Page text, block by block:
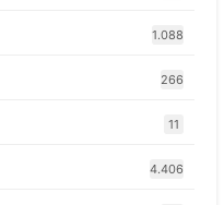
1.088
266
11
4.406